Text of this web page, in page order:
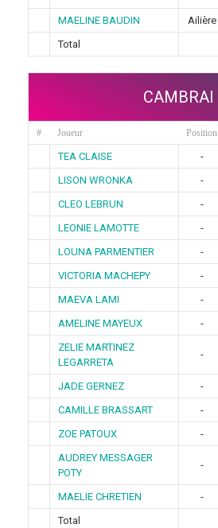
MAELINE BAUDIN
Ailière
Total
CAMBRAI
# Joueur Position
TEA CLAISE -
LISON WRONKA
-
CLEO LEBRUN
-
LEONIE LAMOTTE
-
LOUNA PARMENTIER
-
VICTORIA MACHEPY
-
MAEVA LAMI
-
AMELINE MAYEUX
-
ZELIE MARTINEZ
LEGARRETA
-
JADE GERNEZ -
CAMILLE BRASSART
-
ZOE PATOUX
-
AUDREY MESSAGER
POTY
-
MAELIE CHRETIEN -
Total